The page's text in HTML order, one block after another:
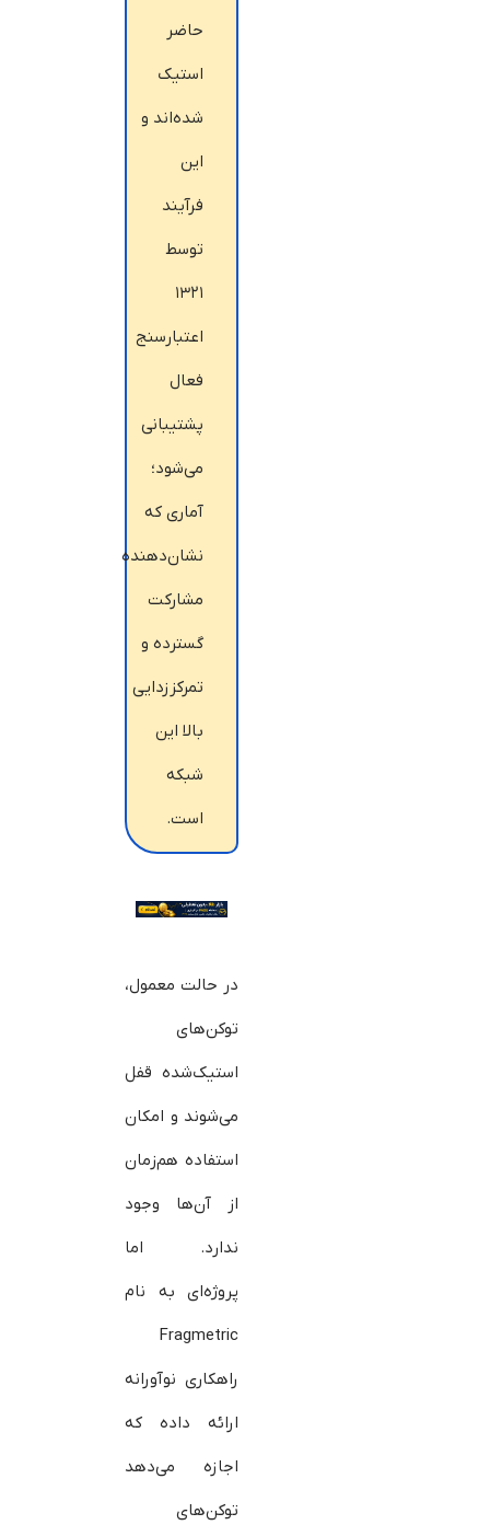
حاضر
استیک
شده‌اند و
این
فرآیند
توسط
۱۳۲۱
اعتبارسنج
فعال
پشتیبانی
می‌شود؛
آماری که
نشان‌دهنده
مشارکت
گسترده و
تمرکززدایی
بالا این
شبکه
است.
در حالت معمول،
توکن‌های
استیک‌شده قفل
می‌شوند و امکان
استفاده هم‌زمان
از آن‌ها وجود
ندارد. اما
پروژه‌ای به نام
Fragmetric
راهکاری نوآورانه
ارائه داده که
اجازه می‌دهد
توکن‌های